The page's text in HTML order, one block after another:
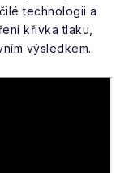
technologii a
křivka tlaku,
výsledkem.